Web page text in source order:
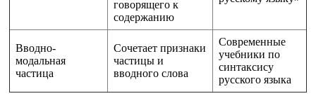
говорящего к
содержанию
Вводно-
модальная
частица
Сочетает признаки
частицы и
вводного слова
Современные
учебники по
синтаксису
русского языка